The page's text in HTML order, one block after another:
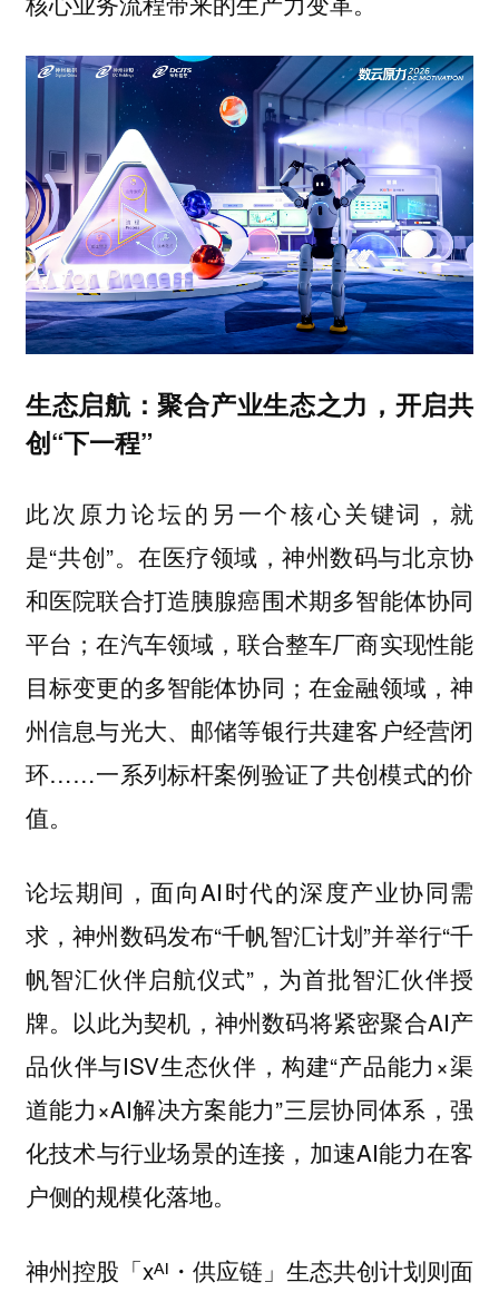
生态启航：聚合产业生态之力，开启共
创“下一程”
此次原力论坛的另一个核心关键词，就
是“共创”。在医疗领域，神州数码与北京协
和医院联合打造胰腺癌围术期多智能体协同
平台；在汽车领域，联合整车厂商实现性能
目标变更的多智能体协同；在金融领域，神
州信息与光大、邮储等银行共建客户经营闭
环……一系列标杆案例验证了共创模式的价
值。
论坛期间，面向AI时代的深度产业协同需
求，神州数码发布“千帆智汇计划”并举行“千
帆智汇伙伴启航仪式”，为首批智汇伙伴授
牌。以此为契机，神州数码将紧密聚合AI产
品伙伴与ISV生态伙伴，构建“产品能力×渠
道能力×AI解决方案能力”三层协同体系，强
化技术与行业场景的连接，加速AI能力在客
户侧的规模化落地。
神州控股「xᴬᴵ・供应链」生态共创计划则面